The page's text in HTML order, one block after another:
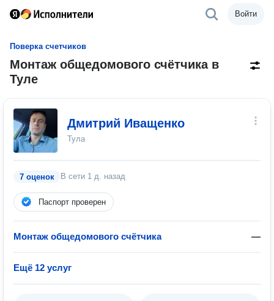
Войти
Поверка счетчиков
Монтаж общедомового счётчика в
Туле
Дмитрий Иващенко
Тула
7 оценок В сети 1 д. назад
Паспорт проверен
Монтаж общедомового счётчика —
Ещё 12 услуг